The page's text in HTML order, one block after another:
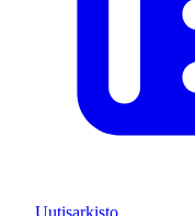
Uutisarkisto